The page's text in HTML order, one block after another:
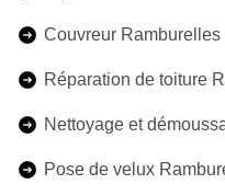
Couvreur Ramburelles
Réparation de toiture
Nettoyage et
Pose de velux